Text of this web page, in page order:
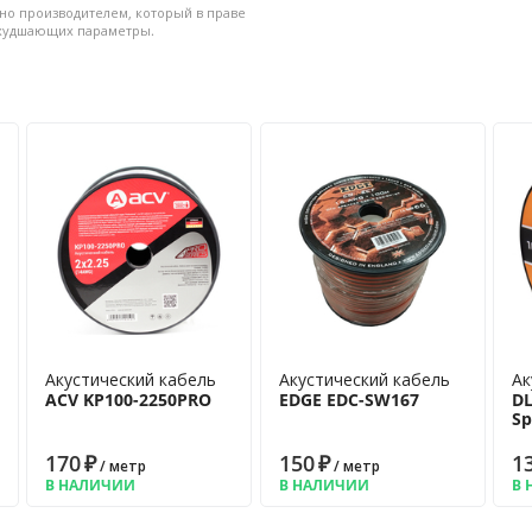
производителем, который в праве
параметры.
Акустический кабель
ACV KP100-2250PRO
170₽/ метр
В НАЛИЧИИ
Акустический кабель
EDGE EDC-SW167
150₽/ метр
В НАЛИЧИИ
В